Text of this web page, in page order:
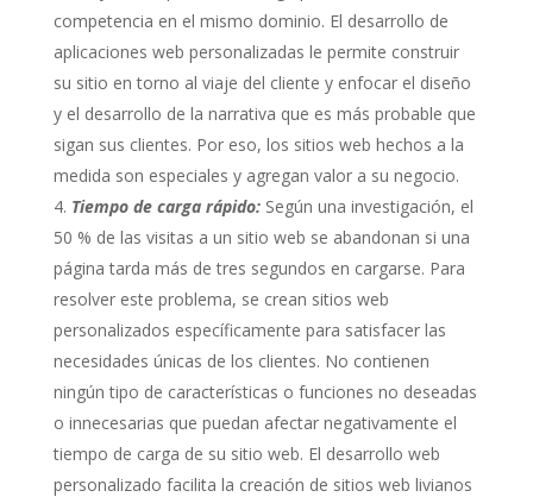
competencia en el mismo dominio. El desarrollo de
aplicaciones web personalizadas le permite construir
su sitio en torno al viaje del cliente y enfocar el diseño
y el desarrollo de la narrativa que es más probable que
sigan sus clientes. Por eso, los sitios web hechos a la
medida son especiales y agregan valor a su negocio.
Tiempo de carga rápido: Según una investigación, el
50 % de las visitas a un sitio web se abandonan si una
página tarda más de tres segundos en cargarse. Para
resolver este problema, se crean sitios web
personalizados específicamente para satisfacer las
necesidades únicas de los clientes. No contienen
ningún tipo de características o funciones no deseadas
o innecesarias que puedan afectar negativamente el
tiempo de carga de su sitio web. El desarrollo web
personalizado facilita la creación de sitios web livianos